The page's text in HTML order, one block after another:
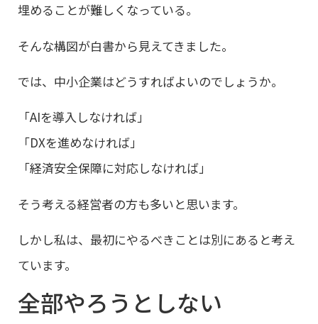
埋めることが難しくなっている。
そんな構図が白書から見えてきました。
では、中小企業はどうすればよいのでしょうか。
「AIを導入しなければ」
「DXを進めなければ」
「経済安全保障に対応しなければ」
そう考える経営者の方も多いと思います。
しかし私は、最初にやるべきことは別にあると考え
ています。
全部やろうとしない